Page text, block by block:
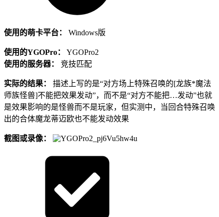
使用的萌卡平台： Windows版
使用的YGOPro：
YGOPro2
使用的服务器：
竞技匹配
实际的结果：
描述上写的是“对方场上特殊召唤的[龙族*魔法
师族怪兽]不能把效果发动”，而不是“对方不能把…发动”也就
是效果影响的是怪兽而不是玩家，但实测中，当回合特殊召唤
出的合体魔龙蒂迈欧也不能发动效果
截图或录像：